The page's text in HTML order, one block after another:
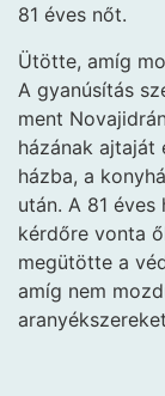
81 éves nőt.
Ütötte, amíg
A gyanúsítás
ment
házának
házba, a
után. A 81
kérdőre vonta
megütötte a
amíg nem